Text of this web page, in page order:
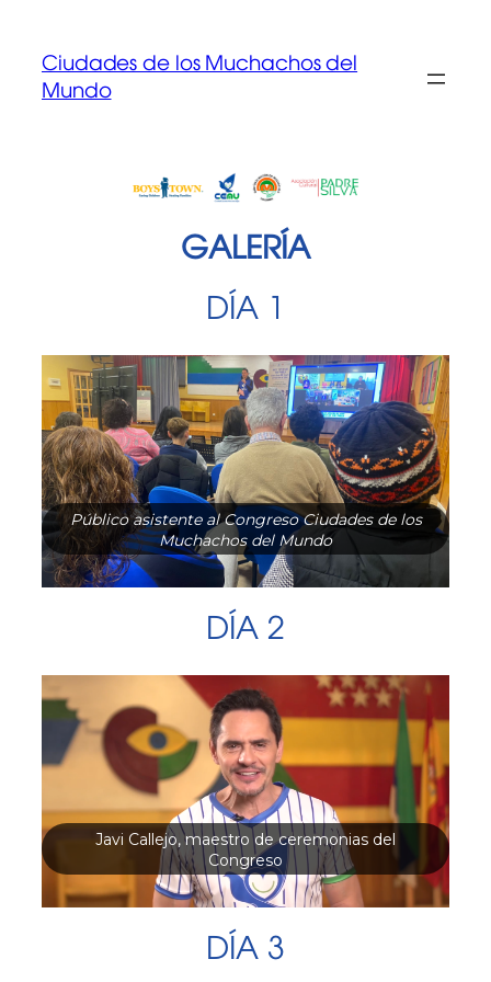
contenido
Ciudades de los Muchachos del
Mundo
GALERÍA
DÍA 1
Público asistente al Congreso Ciudades de los
Muchachos del Mundo
DÍA 2
Javi Callejo, maestro de ceremonias del
Congreso
DÍA 3